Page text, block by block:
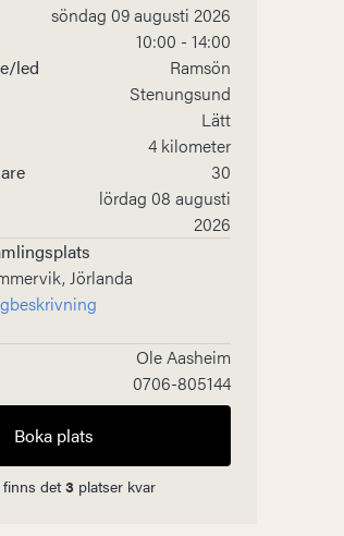
söndag 09 augusti 2026
10:00 - 14:00
led
Ramsön
Stenungsund
Lätt
4 kilometer
30
lördag 08 augusti
2026
Jörlanda
Ole Aasheim
0706-805144
Boka plats
finns det3 platser kvar